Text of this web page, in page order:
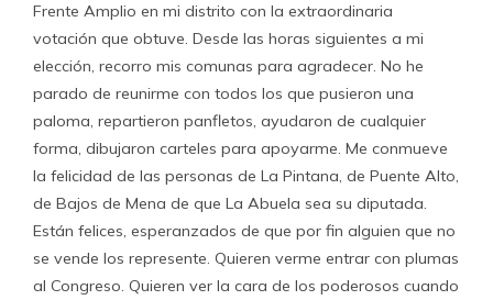
Frente Amplio en mi distrito con la extraordinaria
votación que obtuve. Desde las horas siguientes a mi
elección, recorro mis comunas para agradecer. No he
parado de reunirme con todos los que pusieron una
paloma, repartieron panfletos, ayudaron de cualquier
forma, dibujaron carteles para apoyarme. Me conmueve
la felicidad de las personas de La Pintana, de Puente Alto,
de Bajos de Mena de que La Abuela sea su diputada.
Están felices, esperanzados de que por fin alguien que no
se vende los represente. Quieren verme entrar con plumas
al Congreso. Quieren ver la cara de los poderosos cuando